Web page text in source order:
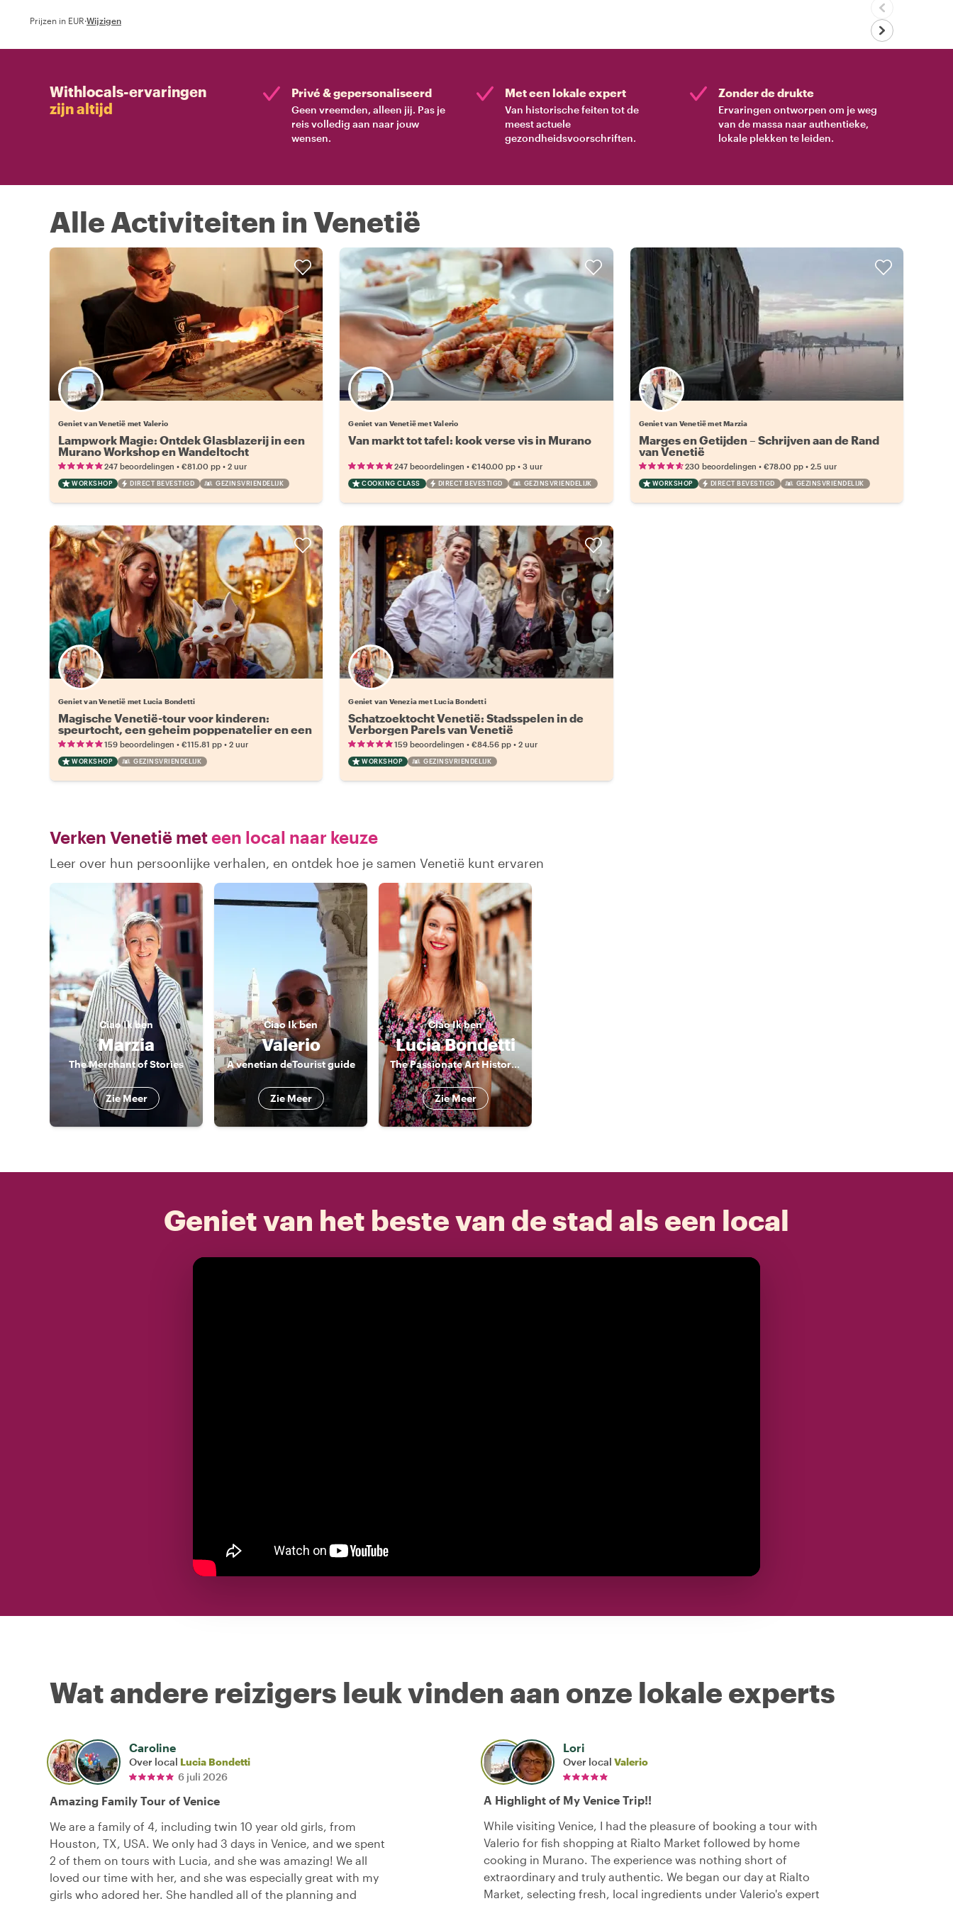
Prijzen in EUR·Wijzigen
Withlocals-ervaringen
zijn altijd
Privé & gepersonaliseerd
Geen vreemden, alleen jij. Pas je
reis volledig aan naar jouw
wensen.
Met een lokale expert
Van historische feiten tot de
meest actuele
gezondheidsvoorschriften.
Zonder de drukte
Ervaringen ontworpen om je weg
van de massa naar authentieke,
lokale plekken te leiden.
Alle Activiteiten in Venetië
Geniet van Venetië met Valerio
Lampwork Magie: Ontdek Glasblazerij in een
Murano Workshop en Wandeltocht
247 beoordelingen • €81.00 pp • 2 uur
WORKSHOP DIRECT BEVESTIGD GEZINSVRIENDELIJK
Geniet van Venetië met Valerio
Van markt tot tafel: kook verse vis in Murano
247 beoordelingen •€140.00 pp •3 uur
COOKING CLASS DIRECT BEVESTIGD GEZINSVRIENDELIJK
Geniet van Venetië met Marzia
Marges en Getijden – Schrijven aan de Rand
van Venetië
230 beoordelingen • €78.00 pp• 2.5 uur
WORKSHOP DIRECT BEVESTIGD GEZINSVRIENDELIJK
Geniet van Venetië met Lucia Bondetti
Magische Venetië-tour voor kinderen:
speurtocht, een geheim poppenatelier en een
extra maskerworkshop
159 beoordelingen • €115.81 pp • 2 uur
WORKSHOP GEZINSVRIENDELIJK
Geniet van Venezia met Lucia Bondetti
Schatzoektocht Venetië: Stadsspelen in de
Verborgen Parels van Venetië
159 beoordelingen •€84.56 pp •2 uur
WORKSHOP GEZINSVRIENDELIJK
Verken Venetië meteen local naar keuze
Leer over hun persoonlijke verhalen, en ontdek hoe je samen Venetië kunt ervaren
CiaoIk ben
Marzia
The Merchant of Stories
Zie Meer
CiaoIk ben
Valerio
A venetian deTourist guide
Zie Meer
CiaoIk ben
Lucia Bondetti
The Passionate Art Historian
Zie Meer
Geniet van het beste van de stad als een local
Wat andere reizigers leuk vinden aan onze lokale experts
Caroline
Over local Lucia Bondetti
6 juli 2026
Amazing Family Tour of Venice
We are a family of 4, including twin 10 year old girls, from
Houston, TX, USA. We only had 3 days in Venice, and we spent
2 of them on tours with Lucia, and she was amazing! We all
loved our time with her, and she was especially great with my
girls who adored her. She handled all of the planning and
Lori
Over local Valerio
A Highlight of My Venice Trip!!
While visiting Venice, I had the pleasure of booking a tour with
Valerio for fish shopping at Rialto Market followed by home
cooking in Murano. The experience was nothing short of
extraordinary and truly authentic. We began our day at Rialto
Market, selecting fresh, local ingredients under Valerio's expert